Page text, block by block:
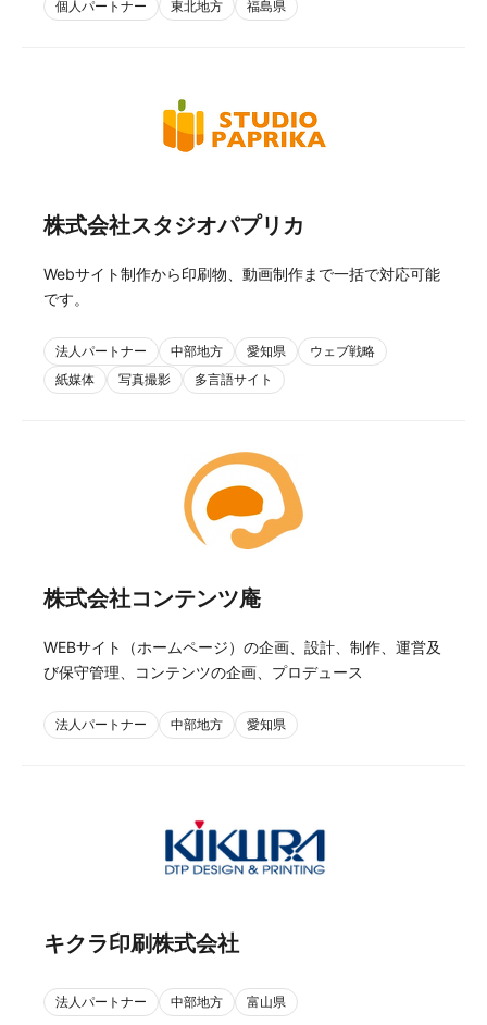
個人パートナー 東北地方 福島県
株式会社スタジオパプリカ
Webサイト制作から印刷物、動画制作まで一括で対応可能
です。
法人パートナー 中部地方 愛知県
ウェブ戦略
紙媒体
写真撮影 多言語サイト
株式会社コンテンツ庵
WEBサイト（ホームページ）の企画、設計、制作、運営及
び保守管理、コンテンツの企画、プロデュース
法人パートナー 中部地方 愛知県
キクラ印刷株式会社
法人パートナー 中部地方 富山県